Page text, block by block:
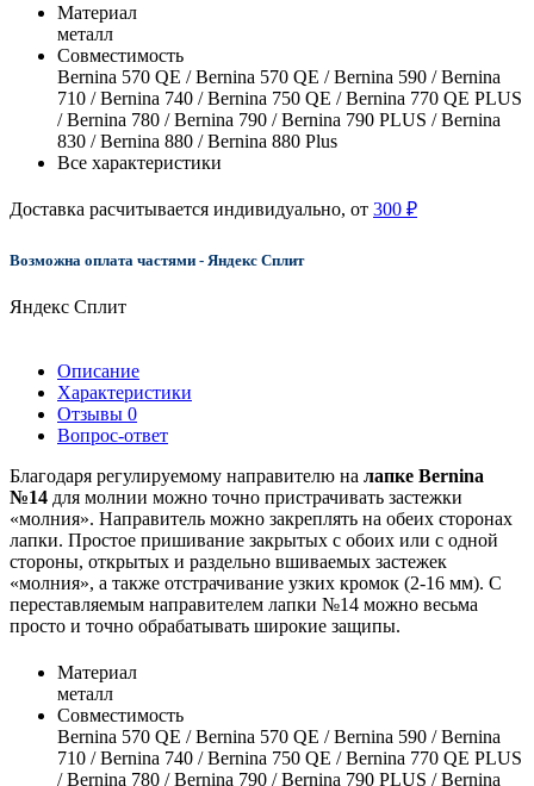
Материал
металл
Совместимость
Bernina 570 QE / Bernina 570 QE / Bernina 590 / Bernina
710 / Bernina 740 / Bernina 750 QE / Bernina 770 QE PLUS
/ Bernina 780 / Bernina 790 / Bernina 790 PLUS / Bernina
830 / Bernina 880 / Bernina 880 Plus
Все характеристики
Доставка расчитывается индивидуально, от 300 ₽
Возможна оплата частями - Яндекс Сплит
Яндекс Сплит
Описание
Характеристики
Отзывы 0
Вопрос-ответ
Благодаря регулируемому направителю на лапке Bernina
№14 для молнии можно точно пристрачивать застежки
«молния». Направитель можно закреплять на обеих сторонах
лапки. Простое пришивание закрытых с обоих или с одной
стороны, открытых и раздельно вшиваемых застежек
«молния», а также отстрачивание узких кромок (2-16 мм). С
переставляемым направителем лапки №14 можно весьма
просто и точно обрабатывать широкие защипы.
Материал
металл
Совместимость
Bernina 570 QE / Bernina 570 QE / Bernina 590 / Bernina
710 / Bernina 740 / Bernina 750 QE / Bernina 770 QE PLUS
/ Bernina 780 / Bernina 790 / Bernina 790 PLUS / Bernina